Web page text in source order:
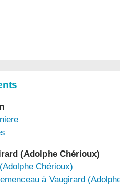
(Adolphe Chérioux)
Chérioux)
à Vaugirard